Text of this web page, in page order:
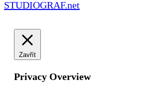
STUDIOGRAF.net
Zavřít
Privacy Overview